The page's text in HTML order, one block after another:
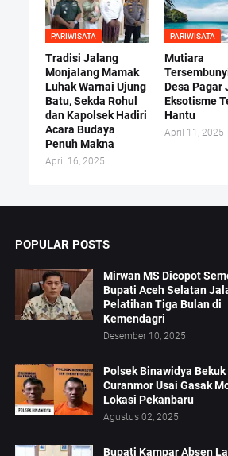
PARIWISATA
Tradisi Jalang
Monjalang Mamak
Luhak Warnai Ujung
Batu, Sekda Rohul
dan Kapolsek Hadiri
Acara Budaya
Penuh Makna
April 16, 2025
PARIWISATA
Mutiara
Desa Pagar
Eksotisme
Hantu
April 11, 2025
POPULAR POSTS
Mirwan MS Dicopot
Bupati Aceh Selatan
Pelatihan Tiga Bulan di
Kemendagri
Desember 10, 2025
Polsek Binawidya Bekuk
Curanmor Usai Gasak
Lokasi Pekanbaru
Agustus 02, 2025
Bupati Kampar Absen